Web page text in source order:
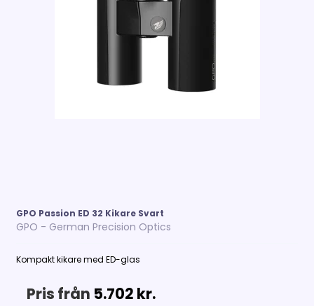
GPO Passion ED 32 Kikare Svart
GPO - German Precision Optics
Kompakt kikare med ED-glas
Pris från 5.702 kr.